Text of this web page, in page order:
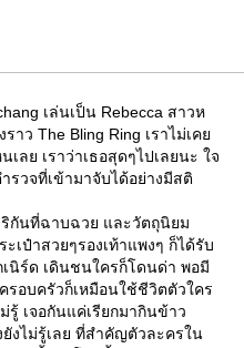
เล่นเป็น Rebecca สาวห
าว The Bling Ring เราไม่เค
ลย เราว่าเธอสุดๆไปเลยนะ ใจ
รวจที่เข้ามาจับได้อย่างมีสติ
ริกันที่ฉาบฉวย และวัตถุนิยม
เป๋าสวยๆรองเท้าแพงๆ ก็ได้รับ
นิร์ด เดินชนใครก็โดนด่า พอมี
อบครัวก็เหมือนใช้ชีวิตตัวใคร
เจอกันแค่เรียกมากินข้าว
งไม่รู้เลย ที่สำคัญตัวละครใน